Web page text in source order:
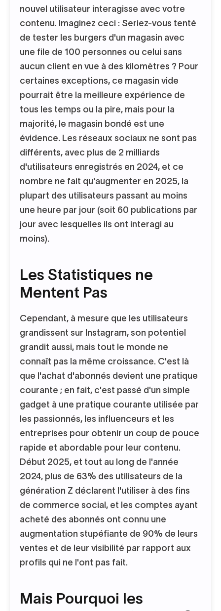
nouvel utilisateur interagisse avec votre
contenu. Imaginez ceci : Seriez-vous tenté
de tester les burgers d'un magasin avec
une file de 100 personnes ou celui sans
aucun client en vue à des kilomètres ? Pour
certaines exceptions, ce magasin vide
pourrait être la meilleure expérience de
tous les temps ou la pire, mais pour la
majorité, le magasin bondé est une
évidence. Les réseaux sociaux ne sont pas
différents, avec plus de 2 milliards
d'utilisateurs enregistrés en 2024, et ce
nombre ne fait qu'augmenter en 2025, la
plupart des utilisateurs passant au moins
une heure par jour (soit 60 publications par
jour avec lesquelles ils ont interagi au
moins).
Les Statistiques ne
Mentent Pas
Cependant, à mesure que les utilisateurs
grandissent sur Instagram, son potentiel
grandit aussi, mais tout le monde ne
connaît pas la même croissance. C'est là
que l'achat d'abonnés devient une pratique
courante ; en fait, c'est passé d'un simple
gadget à une pratique courante utilisée par
les passionnés, les influenceurs et les
entreprises pour obtenir un coup de pouce
rapide et abordable pour leur contenu.
Début 2025, et tout au long de l'année
2024, plus de 63% des utilisateurs de la
génération Z déclarent l'utiliser à des fins
de commerce social, et les comptes ayant
acheté des abonnés ont connu une
augmentation stupéfiante de 90% de leurs
ventes et de leur visibilité par rapport aux
profils qui ne l'ont pas fait.
Mais Pourquoi les